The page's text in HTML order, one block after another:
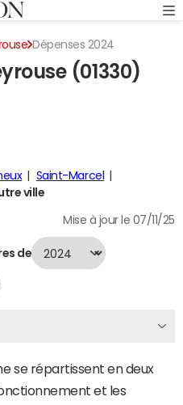
Dépenses 2024
(01330)
Saint-Marcel
ville
Mise à jour le 07/11/25
de
se répartissent en deux
et les